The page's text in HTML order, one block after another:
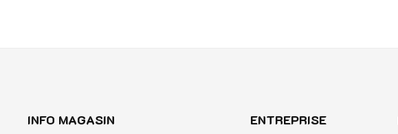
INFO MAGASIN ENTREPRISE